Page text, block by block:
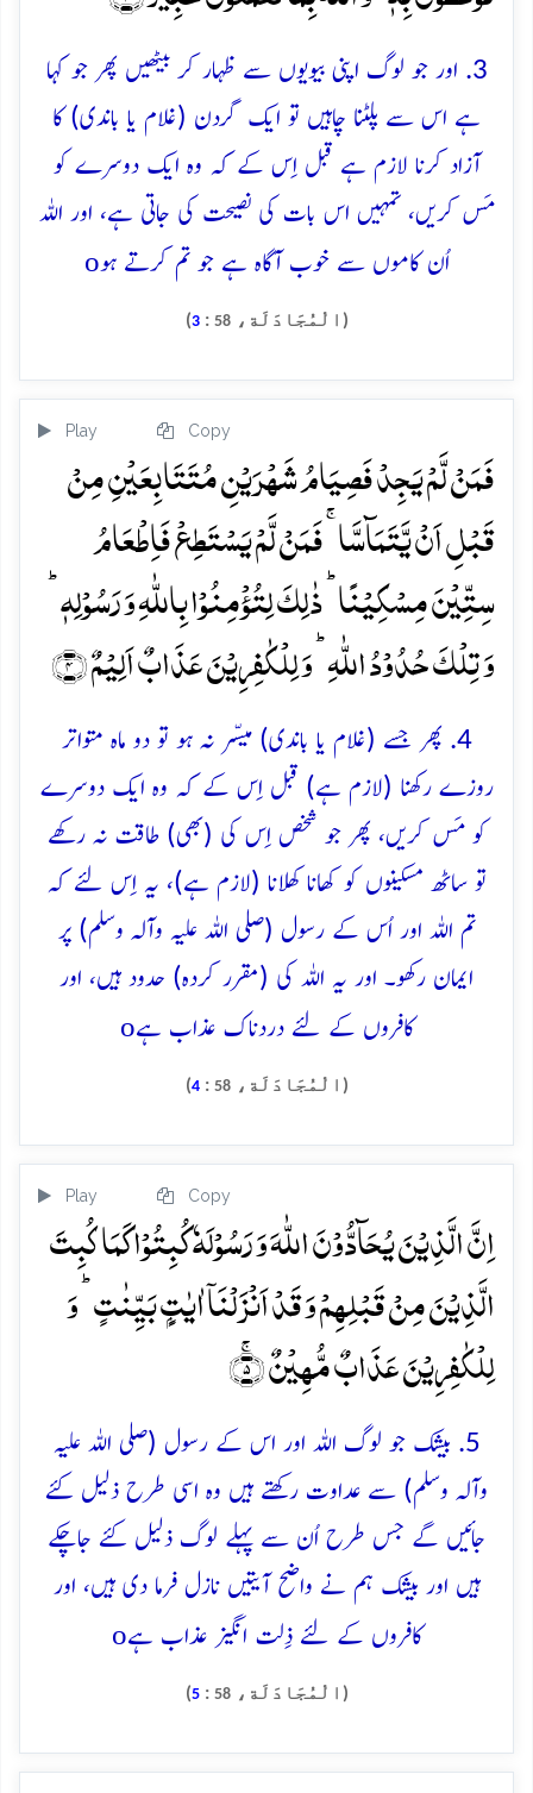
3. اور جو لوگ اپنی بیویوں سے ظہار کر بیٹھیں پھر جو کہا
ہے اس سے پلٹنا چاہیں تو ایک گردن (غلام یا باندی) کا
آزاد کرنا لازم ہے قبل اِس کے کہ وہ ایک دوسرے کو
مَس کریں، تمہیں اس بات کی نصیحت کی جاتی ہے، اور اللہ
اُن کاموں سے خوب آگاہ ہے جو تم کرتے ہوo
(الْمُجَادَلَة،58
:
3
)
Play Copy
فَمَنۡ لَّمۡ یَجِدۡ فَصِیَامُ شَہۡرَیۡنِ مُتَتَابِعَیۡنِ مِنۡ
قَبۡلِ اَنۡ یَّتَمَآسَّا ۚ فَمَنۡ لَّمۡ یَسۡتَطِعۡ فَاِطۡعَامُ
سِتِّیۡنَ مِسۡکِیۡنًا ؕ ذٰلِکَ لِتُؤۡمِنُوۡا بِاللّٰہِ وَ رَسُوۡلِہٖ ؕ
وَ تِلۡکَ حُدُوۡدُ اللّٰہِ ؕ وَ لِلۡکٰفِرِیۡنَ عَذَابٌ اَلِیۡمٌ ﴿۴﴾
4. پھر جسے (غلام یا باندی) میسّر نہ ہو تو دو ماہ متواتر
روزے رکھنا (لازم ہے) قبل اِس کے کہ وہ ایک دوسرے
کو مَس کریں، پھر جو شخص اِس کی (بھی) طاقت نہ رکھے
تو ساٹھ مسکینوں کو کھانا کھلانا (لازم ہے)، یہ اِس لئے کہ
تم اللہ اور اُس کے رسول (صلی اللہ علیہ وآلہ وسلم) پر
ایمان رکھو۔ اور یہ اللہ کی (مقرر کردہ) حدود ہیں، اور
کافروں کے لئے دردناک عذاب ہےo
(الْمُجَادَلَة،58
:
4
)
Play Copy
اِنَّ الَّذِیۡنَ یُحَآدُّوۡنَ اللّٰہَ وَ رَسُوۡلَہٗ کُبِتُوۡا کَمَا کُبِتَ
الَّذِیۡنَ مِنۡ قَبۡلِہِمۡ وَ قَدۡ اَنۡزَلۡنَاۤ اٰیٰتٍۭ بَیِّنٰتٍ ؕ وَ
لِلۡکٰفِرِیۡنَ عَذَابٌ مُّہِیۡنٌ ۚ﴿۵﴾
5. بیشک جو لوگ اللہ اور اس کے رسول (صلی اللہ علیہ
وآلہ وسلم) سے عداوت رکھتے ہیں وہ اسی طرح ذلیل کئے
جائیں گے جس طرح اُن سے پہلے لوگ ذلیل کئے جاچکے
ہیں اور بیشک ہم نے واضح آیتیں نازل فرما دی ہیں، اور
کافروں کے لئے ذِلت انگیز عذاب ہےo
(الْمُجَادَلَة،58
:
5
)